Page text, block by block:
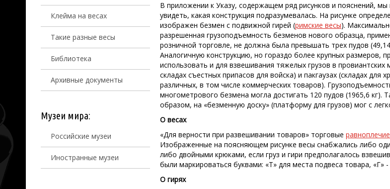
Клейма на весах
Такие разные весы
Библиотека
Архивные документы
Музеи мира:
Российские музеи
Иностранные музеи
В приложении к Указу, содержащем ряд рисунков и пояснений,
увидеть, какая конструкция подразумевалась. На рисунке
изображен безмен с подвижной гирей (римские весы).
разрешенная грузоподъемность безменов нового образца,
розничной торговле, не должна была превышать трех пудов (49,14
Аналогичную конструкцию, но гораздо более крупных размеров,
использовать и для взвешивания тяжелых грузов в провиантских
складах съестных припасов для войска) и пакгаузах (складах для
различных, в том числе коммерческих товаров).
многометрового безмена могла достигать 120 пудов (1965,6 кг).
образом, на «безменную доску» (платформу для грузов) мог с
О весах
«Для верности при развешивании товаров» торговые
Изображенные на поясняющем рисунке весы снабжались либо
либо двойными крюками, если груз и гири предполагалось
были маркироваться буквами: «Т» для места подвеса товара, «Г»
О гирях